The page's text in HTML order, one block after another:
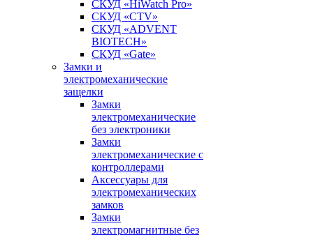
СКУД «HiWatch Pro»
СКУД «CTV»
СКУД «ADVENT
BIOTECH»
СКУД «Gate»
Замки и
электромеханические
защелки
Замки
электромеханические
без электроники
Замки
электромеханические с
контроллерами
Аксессуары для
электромеханических
замков
Замки
электромагнитные без